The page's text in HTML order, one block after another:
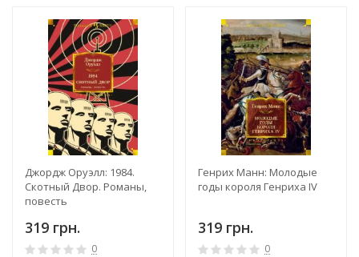
Джордж Оруэлл: 1984.
Скотный Двор. Романы,
повесть
319 грн.
0
Генрих Манн: Молодые
годы короля Генриха IV
319 грн.
0